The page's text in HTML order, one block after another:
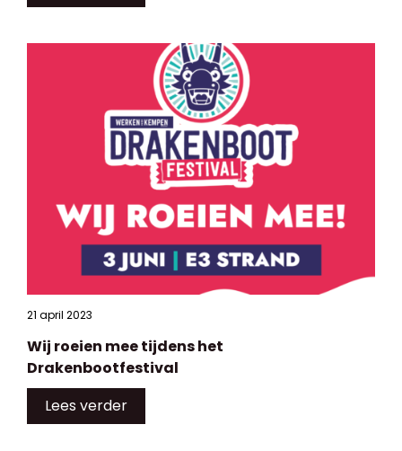
21 april 2023
Wij roeien mee tijdens het
Drakenbootfestival
Lees verder